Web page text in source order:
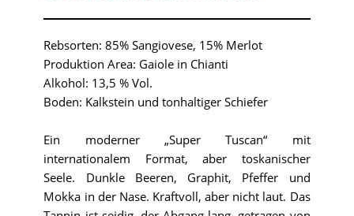
Rebsorten: 85% Sangiovese, 15% Merlot
Produktion Area: Gaiole in Chianti
Alkohol: 13,5 % Vol.
Boden: Kalkstein und tonhaltiger Schiefer
Ein moderner „Super Tuscan“ mit
internationalem Format, aber toskanischer
Seele. Dunkle Beeren, Graphit, Pfeffer und
Mokka in der Nase. Kraftvoll, aber nicht laut. Das